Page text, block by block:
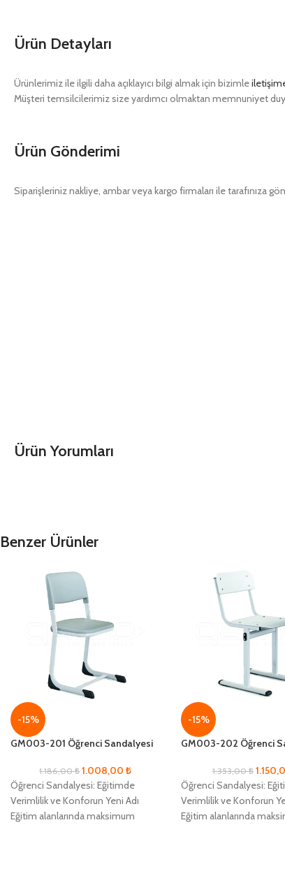
Ürün Detayları
Ürünlerimiz ile ilgili daha açıklayıcı bilgi almak için bizimle
Müşteri temsilcilerimiz size yardımcı olmaktan memnuniyet
Ürün Gönderimi
Siparişleriniz nakliye, ambar veya kargo firmaları ile tarafınıza
Ürün Yorumları
Benzer Ürünler
-15%
GM003-201 Öğrenci Sandalyesi
1.186,00₺ 1.008,00₺
Öğrenci Sandalyesi: Eğitimde
Verimlilik ve Konforun Yeni Adı
Eğitim alanlarında maksimum
-15%
GM003-202 Öğrenci
1.353,00₺
Öğrenci Sandalyesi:
Verimlilik ve Konforun
Eğitim alanlarında